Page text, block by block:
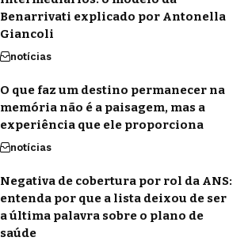
Benarrivati explicado por Antonella
Giancoli
notícias
O que faz um destino permanecer na
memória não é a paisagem, mas a
experiência que ele proporciona
notícias
Negativa de cobertura por rol da ANS:
entenda por que a lista deixou de ser
a última palavra sobre o plano de
saúde